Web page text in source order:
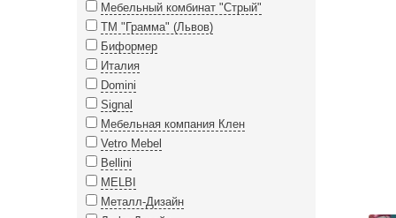
Мебельный комбинат "Стрый"
ТМ "Грамма" (Львов)
Биформер
Италия
Domini
Signal
Мебельная компания Клен
Vetro Mebel
Bellini
MELBI
Металл-Дизайн